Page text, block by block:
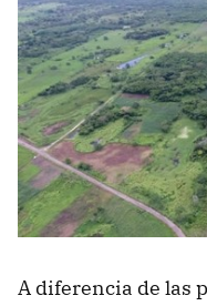
A diferencia de las